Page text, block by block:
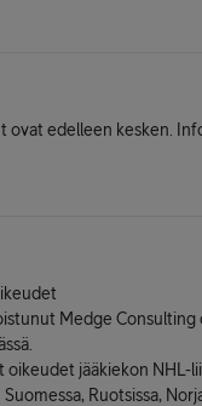
ovat edelleen kesken.
Medge
jääkiekon NHL-
Ruotsissa,